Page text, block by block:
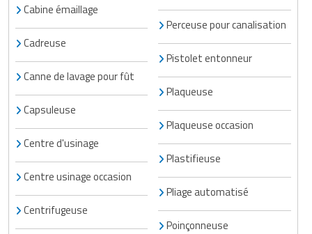
Cabine émaillage
Cadreuse
Canne de lavage pour fût
Capsuleuse
Centre d'usinage
Centre usinage occasion
Centrifugeuse
Perceuse pour canalisation
Pistolet entonneur
Plaqueuse
Plaqueuse occasion
Plastifieuse
Pliage automatisé
Poinçonneuse